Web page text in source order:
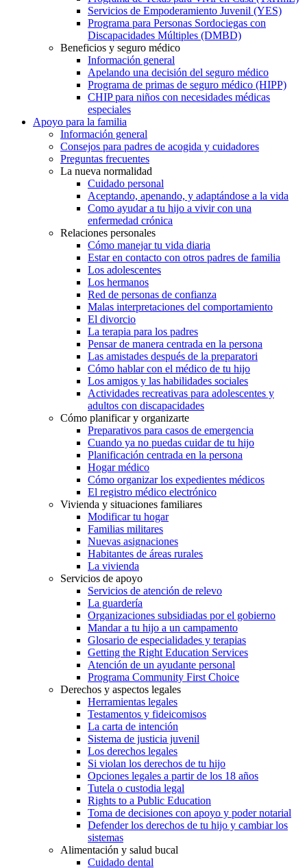
Servicios de Empoderamiento Juvenil (YES)
Programa para Personas Sordociegas con
Discapacidades Múltiples (DMBD)
Beneficios y seguro médico
Información general
Apelando una decisión del seguro médico
Programa de primas de seguro médico (HIPP)
CHIP para niños con necesidades médicas
especiales
Apoyo para la familia
Información general
Consejos para padres de acogida y cuidadores
Preguntas frecuentes
La nueva normalidad
Cuidado personal
Aceptando, apenando, y adaptándose a la vida
Como ayudar a tu hijo a vivir con una
enfermedad crónica
Relaciones personales
Cómo manejar tu vida diaria
Estar en contacto con otros padres de familia
Los adolescentes
Los hermanos
Red de personas de confianza
Malas interpretaciones del comportamiento
El divorcio
La terapia para los padres
Pensar de manera centrada en la persona
Las amistades después de la preparatori
Cómo hablar con el médico de tu hijo
Los amigos y las habilidades sociales
Actividades recreativas para adolescentes y
adultos con discapacidades
Cómo planificar y organizarte
Preparativos para casos de emergencia
Cuando ya no puedas cuidar de tu hijo
Planificación centrada en la persona
Hogar médico
Cómo organizar los expedientes médicos
El registro médico electrónico
Vivienda y situaciones familiares
Modificar tu hogar
Familias militares
Nuevas asignaciones
Habitantes de áreas rurales
La vivienda
Servicios de apoyo
Servicios de atención de relevo
La guardería
Organizaciones subsidiadas por el gobierno
Mandar a tu hijo a un campamento
Glosario de especialidades y terapias
Getting the Right Education Services
Atención de un ayudante personal
Programa Community First Choice
Derechos y aspectos legales
Herramientas legales
Testamentos y fideicomisos
La carta de intención
Sistema de justicia juvenil
Los derechos legales
Si violan los derechos de tu hijo
Opciones legales a partir de los 18 años
Tutela o custodia legal
Rights to a Public Education
Toma de decisiones con apoyo y poder notarial
Defender los derechos de tu hijo y cambiar los
sistemas
Alimentación y salud bucal
Cuidado dental